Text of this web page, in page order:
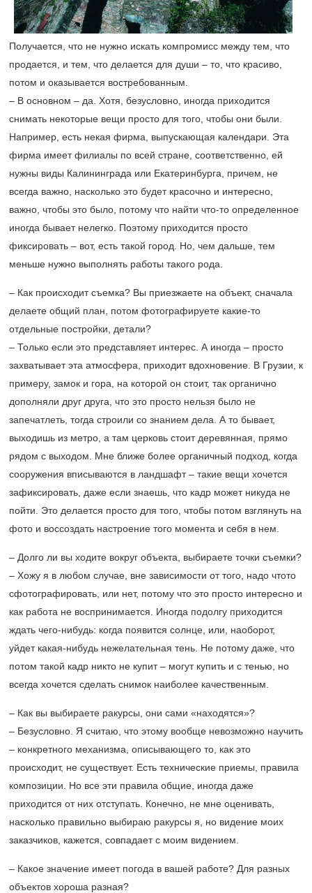
Получается, что не нужно искать компромисс между тем, что
продается, и тем, что делается для души – то, что красиво,
потом и оказывается востребованным.
– В основном – да. Хотя, безусловно, иногда приходится
снимать некоторые вещи просто для того, чтобы они были.
Например, есть некая фирма, выпускающая календари. Эта
фирма имеет филиалы по всей стране, соответственно, ей
нужны виды Калининграда или Екатеринбурга, причем, не
всегда важно, насколько это будет красочно и интересно,
важно, чтобы это было, потому что найти что-то определенное
иногда бывает нелегко. Поэтому приходится просто
фиксировать – вот, есть такой город. Но, чем дальше, тем
меньше нужно выполнять работы такого рода.
– Как происходит съемка? Вы приезжаете на объект, сначала
делаете общий план, потом фотографируете какие-то
отдельные постройки, детали?
– Только если это представляет интерес. А иногда – просто
захватывает эта атмосфера, приходит вдохновение. В Грузии, к
примеру, замок и гора, на которой он стоит, так органично
дополняли друг друга, что это просто нельзя было не
запечатлеть, тогда строили со знанием дела. А то бывает,
выходишь из метро, а там церковь стоит деревянная, прямо
рядом с выходом. Мне ближе более органичный подход, когда
сооружения вписываются в ландшафт – такие вещи хочется
зафиксировать, даже если знаешь, что кадр может никуда не
пойти. Это делается просто для того, чтобы потом взглянуть на
фото и воссоздать настроение того момента и себя в нем.
– Долго ли вы ходите вокруг объекта, выбираете точки съемки?
– Хожу я в любом случае, вне зависимости от того, надо чтото
сфотографировать, или нет, потому что это просто интересно и
как работа не воспринимается. Иногда подолгу приходится
ждать чего-нибудь: когда появится солнце, или, наоборот,
уйдет какая-нибудь нежелательная тень. Не потому даже, что
потом такой кадр никто не купит – могут купить и с тенью, но
всегда хочется сделать снимок наиболее качественным.
– Как вы выбираете ракурсы, они сами «находятся»?
– Безусловно. Я считаю, что этому вообще невозможно научить
– конкретного механизма, описывающего то, как это
происходит, не существует. Есть технические приемы, правила
композиции. Но все эти правила общие, иногда даже
приходится от них отступать. Конечно, не мне оценивать,
насколько правильно выбираю ракурсы я, но видение моих
заказчиков, кажется, совпадает с моим видением.
– Какое значение имеет погода в вашей работе? Для разных
объектов хороша разная?